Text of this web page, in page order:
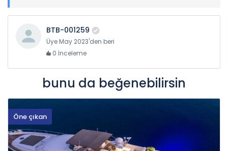
BTB-001259
Üye May 2023'den beri
0 İnceleme
bunu da beğenebilirsin
Öne çıkan